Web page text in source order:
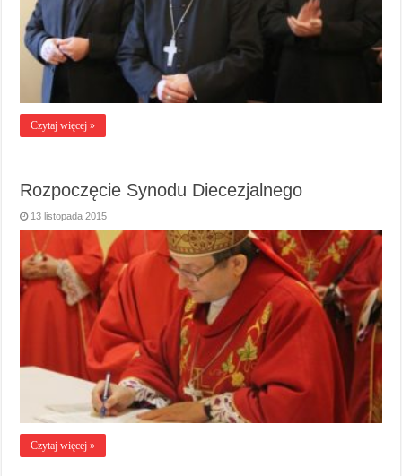
Czytaj więcej »
Rozpoczęcie Synodu Diecezjalnego
13 listopada 2015
Czytaj więcej »